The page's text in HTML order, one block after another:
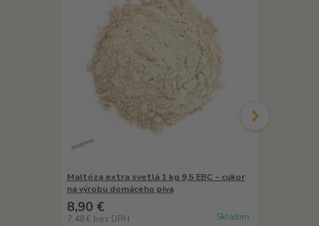
Maltóza extra svetlá 1 kg 9,5 EBC - cukor
na výrobu domáceho piva
8,90 €
7,48 € bez DPH Skladom